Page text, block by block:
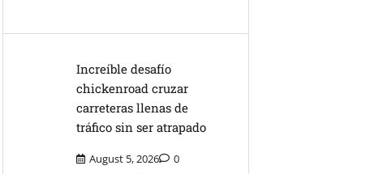
Increíble desafío
chickenroad cruzar
carreteras llenas de
tráfico sin ser atrapado
August 5, 2026 0